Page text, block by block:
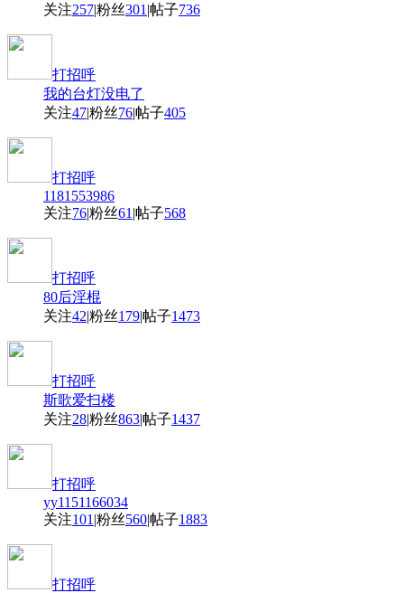
关注257|粉丝301 |帖子736
打招呼
我的台灯没电了
关注47|粉丝76|帖子405
打招呼
1181553986
关注76|粉丝61 |帖子568
打招呼
80后淫棍
关注42|粉丝179|帖子1473
打招呼
斯歌爱扫楼
关注28|粉丝863|帖子1437
打招呼
yy1151166034
关注101 |粉丝560|帖子1883
打招呼